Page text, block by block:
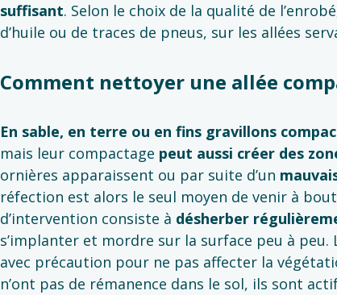
suffisant. Selon le choix de la qualité de
d’huile ou de traces de pneus, sur les allées
Comment nettoyer une allée
En sable, en terre ou en fins gravillons
mais leur compactage peut aussi créer des
ornières apparaissent ou par suite d’un
réfection est alors le seul moyen de venir à
d’intervention consiste à désherber
s’implanter et mordre sur la surface peu à
avec précaution pour ne pas affecter la
n’ont pas de rémanence dans le sol, ils sont